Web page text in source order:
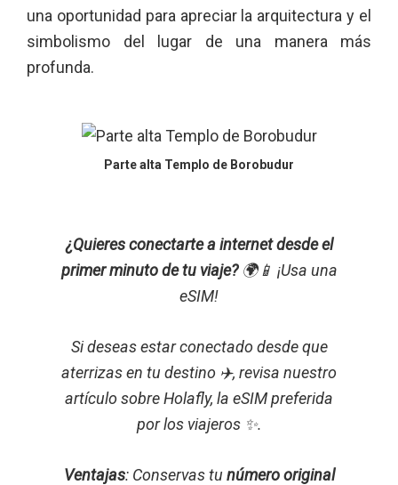
una oportunidad para apreciar la arquitectura y el
simbolismo del lugar de una manera más
profunda.
Parte alta Templo de Borobudur
¿Quieres conectarte a internet desde el
primer minuto de tu viaje?🌍📱 ¡Usa una
eSIM!
Si deseas estar conectado desde que
aterrizas en tu destino ✈️, revisa nuestro
artículo sobre Holafly, la eSIM preferida
por los viajeros ✨.
Ventajas: Conservas tu número original